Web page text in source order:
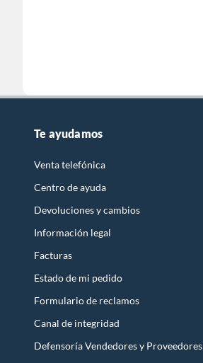
Te ayudamos
Venta telefónica
Centro de ayuda
Devoluciones y cambios
Información legal
Facturas
Estado de mi pedido
Formulario de reclamos
Canal de integridad
Defensoría Vendedores y Proveedores